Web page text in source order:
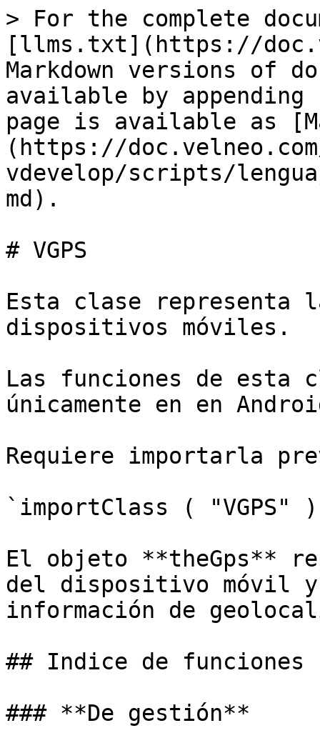
> For the complete
[llms.txt](https://
Markdown versions of
available by
page is available as
(https://
vdevelop/scripts/
md).
# VGPS
Esta clase representa
dispositivos móviles.
Las funciones de esta
únicamente en en
Requiere importarla
`importClass ( "VGPS"
El objeto **theGps**
del dispositivo móvil y
información de
## Indice de funciones
### **De gestión**